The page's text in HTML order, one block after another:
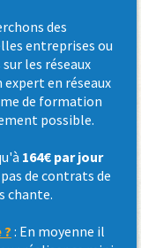
des
entreprises ou
les réseaux
expert en réseaux
de formation
possible.
164€ par jour
de contrats de
chante.
? : En moyenne il